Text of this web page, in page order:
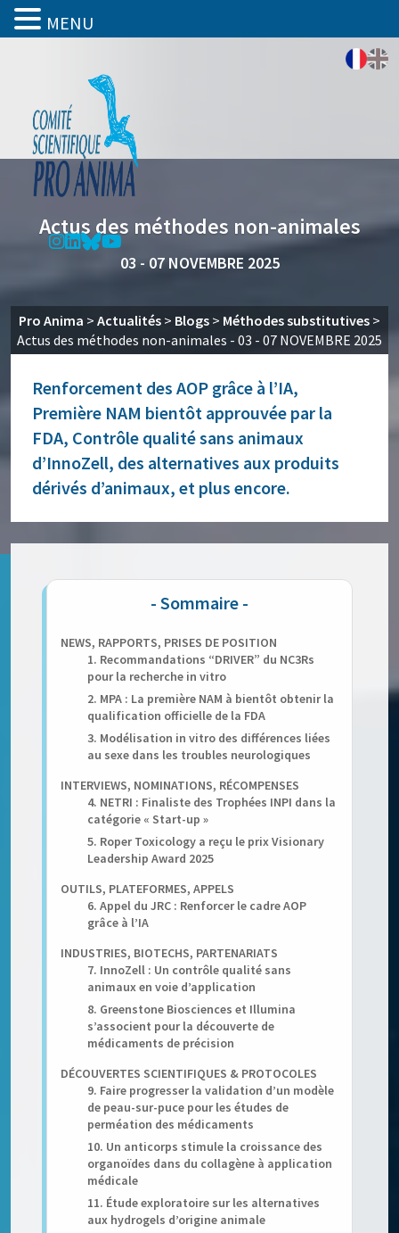
Actus des méthodes non-animales
03 - 07 NOVEMBRE 2025
Pro Anima > Actualités > Blogs > Méthodes substitutives >
Actus des méthodes non-animales - 03 - 07 NOVEMBRE 2025
Renforcement des AOP grâce à l’IA,
Première NAM bientôt approuvée par la
FDA, Contrôle qualité sans animaux
d’InnoZell, des alternatives aux produits
dérivés d’animaux, et plus encore.
NEWS, RAPPORTS, PRISES DE POSITION
1. Recommandations “DRIVER” du NC3Rs
pour la recherche in vitro
2. MPA : La première NAM à bientôt obtenir la
qualification officielle de la FDA
3. Modélisation in vitro des différences liées
au sexe dans les troubles neurologiques
INTERVIEWS, NOMINATIONS, RÉCOMPENSES
4. NETRI : Finaliste des Trophées INPI dans la
catégorie « Start-up »
5. Roper Toxicology a reçu le prix Visionary
Leadership Award 2025
OUTILS, PLATEFORMES, APPELS
6. Appel du JRC : Renforcer le cadre AOP
grâce à l’IA
INDUSTRIES, BIOTECHS, PARTENARIATS
7. InnoZell : Un contrôle qualité sans
animaux en voie d’application
8. Greenstone Biosciences et Illumina
s’associent pour la découverte de
médicaments de précision
DÉCOUVERTES SCIENTIFIQUES & PROTOCOLES
9. Faire progresser la validation d’un modèle
de peau-sur-puce pour les études de
perméation des médicaments
10. Un anticorps stimule la croissance des
organoïdes dans du collagène à application
médicale
11. Étude exploratoire sur les alternatives
aux hydrogels d’origine animale
MENU